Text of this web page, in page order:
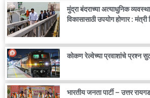
मुंद्रा बंदराच्या अत्याधुनिक
विकासासाठी उपयोग होणार :
कोकण रेल्वेच्या प्रवाशांचे प्रश्न
भारतीय जनता पार्टी – उत्तर